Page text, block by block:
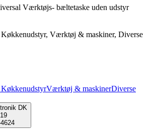
Værktøjs- bæltetaske uden udstyr
Værktøj & maskiner, Diverse
Værktøj & maskinerDiverse
DK